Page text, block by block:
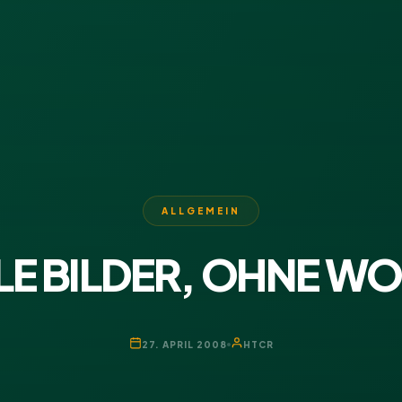
ALLGEMEIN
BILDER, OHNE
27. APRIL 2008 HTCR